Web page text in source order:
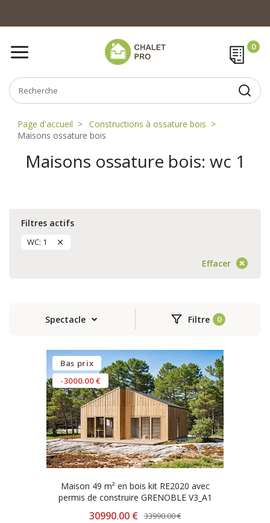
Page d'accueil
Constructions à ossature bois
Maisons ossature bois
Maisons ossature bois: wc 1
Filtres actifs
WC: 1
Effacer
Spectacle Filtre
Bas prix
-3000.00 €
Maison 49 m² en bois kit RE2020 avec
permis de construire GRENOBLE V3_A1
30990.00 € 33990.00 €